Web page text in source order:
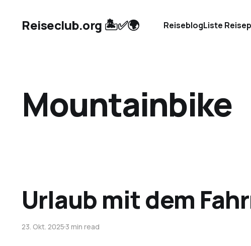
Reiseclub.org 🏝️✅🌍 ReiseblogListe
Mountainbike
Urlaub mit dem
23. Okt. 20253 min read